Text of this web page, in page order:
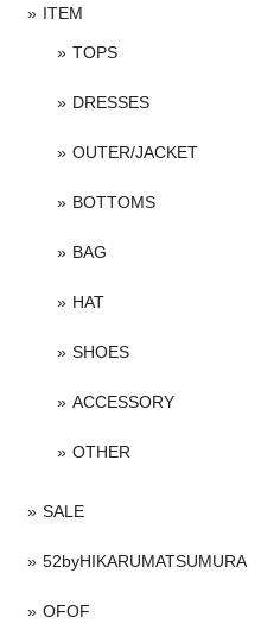
ITEM
TOPS
DRESSES
OUTER/JACKET
BOTTOMS
BAG
HAT
SHOES
ACCESSORY
OTHER
SALE
52byHIKARUMATSUMURA
OFOF